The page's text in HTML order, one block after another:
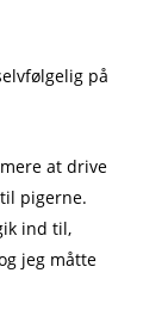
på
at drive
pigerne.
ind til,
jeg måtte